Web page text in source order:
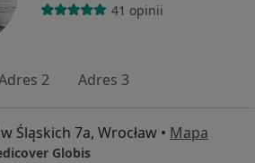
41 opinii
2 Adres 3
Śląskich 7a, Wrocław • Mapa
Globis